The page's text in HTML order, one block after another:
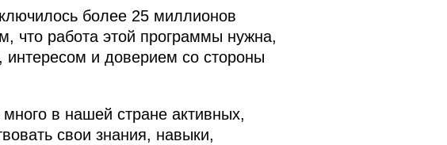
более 25 миллионов
что работа этой программы нужна,
и доверием со стороны
много в нашей стране активных,
свои знания, навыки,